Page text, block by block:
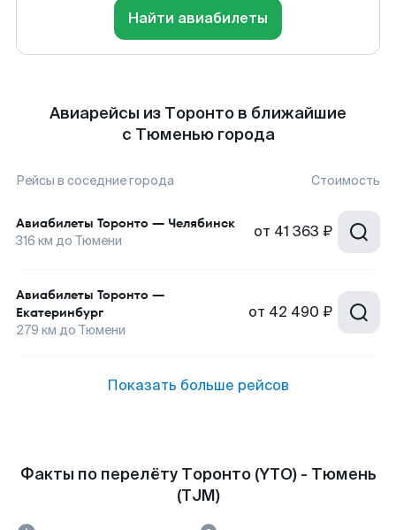
Найти авиабилеты
Авиарейсы из Торонто в ближайшие
с Тюменью города
Рейсы в соседние города Стоимость
Авиабилеты Торонто — Челябинск
316 км до Тюмени от 41 363 ₽
Авиабилеты Торонто —
Екатеринбург
279 км до Тюмени
от 42 490 ₽
Показать больше рейсов
Факты по перелёту Торонто (YTO) - Тюмень
(TJM)